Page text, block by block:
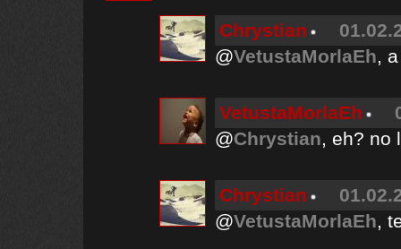
Chrystian
@VetustaMorlaEh,
VetustaMorlaEh
@Chrystian, eh? no
Chrystian
@VetustaMorlaEh,